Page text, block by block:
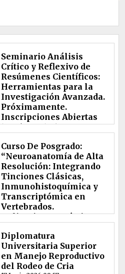
Seminario Análisis
Crítico y Reflexivo de
Resúmenes Científicos:
Herramientas para la
Investigación Avanzada.
Próximamente.
Inscripciones Abiertas
18 Junio 2025 17:36
Curso De Posgrado:
“Neuroanatomía de Alta
Resolución: Integrando
Tinciones Clásicas,
Inmunohistoquímica y
Transcriptómica en
Vertebrados.
Aplicaciones Prácticas
Prosomérico”
10 Junio 2026 19:08
ORGANIZADORA/ES Y
DOCENTES RESPONSABLES:
la Dra Mónica BOERIS y el MV
Diplomatura
Universitaria Superior
en Manejo Reproductivo
del Rodeo de Cria